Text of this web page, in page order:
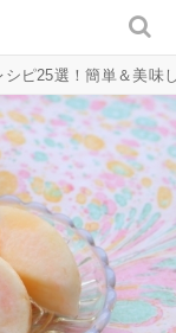
ピ25選！簡単＆美味